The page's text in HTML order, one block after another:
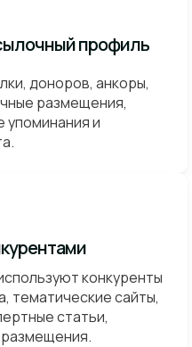
профиль
доноров, анкоры,
размещения,
упоминания и
конкуренты
тематические сайты,
статьи,